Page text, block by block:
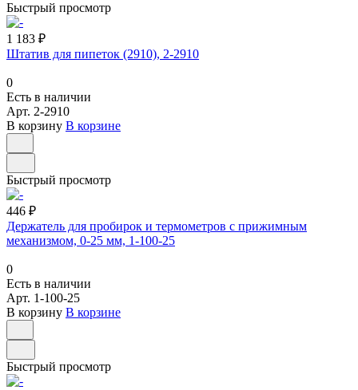
Быстрый просмотр
1 183 ₽
Штатив для пипеток (2910), 2-2910
0
Есть в наличии
Арт. 2-2910
В корзину В корзине
Быстрый просмотр
446 ₽
Держатель для пробирок и термометров с прижимным
механизмом, 0-25 мм, 1-100-25
0
Есть в наличии
Арт. 1-100-25
В корзину В корзине
Быстрый просмотр